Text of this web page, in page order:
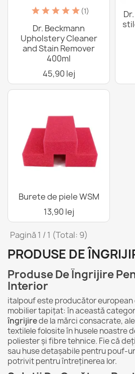
(1)
Dr. Beckmann
Upholstery Cleaner
and Stain Remover
400ml
45,90 lej
Burete de piele WSM
13,90 lej
Pagină 1 / 1 (Total: 9)
PRODUSE DE
Produse De Îngrijire
Interior
italpouf este producător european
mobilier tapițat: în această
îngrijirede la mărci consacrate,
textilele folosite în husele noastre
poliester și fibre tehnice. Fie că
sau huse detașabile pentru pouf-
potrivit pentru întreținerea lor.